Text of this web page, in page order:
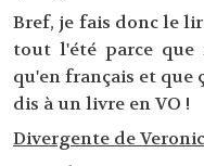
Bref, je fais donc le
tout l'été parce
qu'en français et que
dis à un livre en VO !
Divergente de